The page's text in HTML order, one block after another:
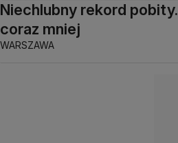
Niechlubny rekord
coraz mniej
WARSZAWA